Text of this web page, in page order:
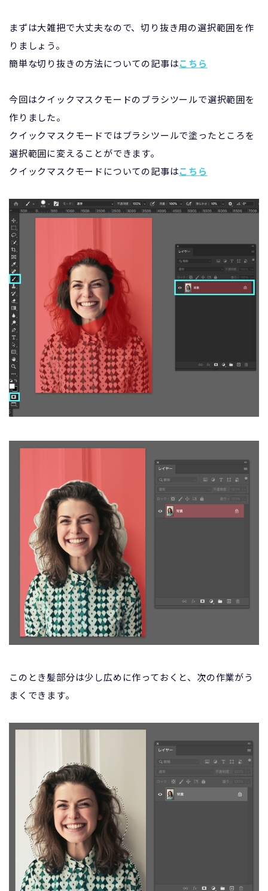
まずは大雑把で大丈夫なので、切り抜き用の選択範囲を作
りましょう。
簡単な切り抜きの方法についての記事はこちら
今回はクイックマスクモードのブラシツールで選択範囲を
作りました。
クイックマスクモードではブラシツールで塗ったところを
選択範囲に変えることができます。
クイックマスクモードについての記事はこちら
このとき髪部分は少し広めに作っておくと、次の作業がう
まくできます。